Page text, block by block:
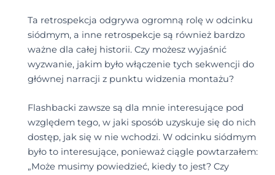
Ta retrospekcja odgrywa ogromną rolę w odcinku
siódmym, a inne retrospekcje są również bardzo
ważne dla całej historii. Czy możesz wyjaśnić
wyzwanie, jakim było włączenie tych sekwencji do
głównej narracji z punktu widzenia montażu?
Flashbacki zawsze są dla mnie interesujące pod
względem tego, w jaki sposób uzyskuje się do nich
dostęp, jak się w nie wchodzi. W odcinku siódmym
było to interesujące, ponieważ ciągle powtarzałem:
„Może musimy powiedzieć, kiedy to jest? Czy